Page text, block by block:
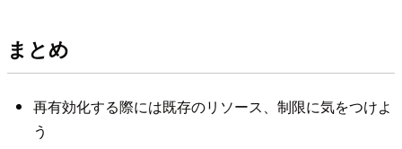
まとめ
再有効化する際には既存のリソース、制限に気をつけよ
う